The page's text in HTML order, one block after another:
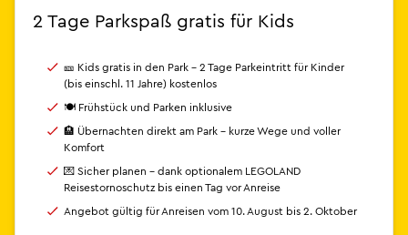
2 Tage Parkspaß gratis für Kids
🎫 Kids gratis in den Park – 2 Tage Parkeintritt für Kinder
(bis einschl. 11 Jahre) kostenlos
🍽️ Frühstück und Parken inklusive
🏨 Übernachten direkt am Park – kurze Wege und voller
Komfort
💌 Sicher planen – dank optionalem LEGOLAND
Reisestornoschutz bis einen Tag vor Anreise
Angebot gültig für Anreisen vom 10. August bis 2. Oktober